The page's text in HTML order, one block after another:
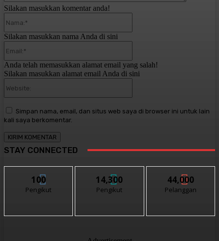
Silakan masukkan komentar anda!
Silakan masukkan nama Anda di sini
Anda telah memasukkan alamat email yang salah!
Silakan masukkan alamat email Anda di sini
Simpan nama, email, dan situs web saya di browser ini untuk lain
kali saya berkomentar.
STAY CONNECTED
100
Pengikut
14,300
Pengikut
44,000
Pelanggan